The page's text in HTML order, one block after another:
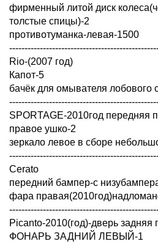
фирменный литой диск
толстые спицы)-2
противотуманка-левая-1500
Rio-(2007 год)
Капот-5
бачёк для омывателя лобового
SPORTAGE-2010год передняя
правое ушко-2
зеркало левое в сборе
Cerato
передний бампер-с
фара
Picanto-2010(год)-дверь задняя
ФОНАРЬ ЗАДНИЙ ЛЕВЫЙ-1